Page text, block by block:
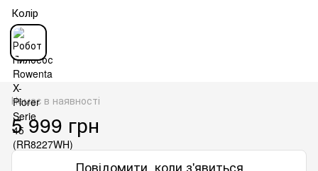
Колір
Немає в наявності
5 999 грн
Повідомити, коли з'явиться